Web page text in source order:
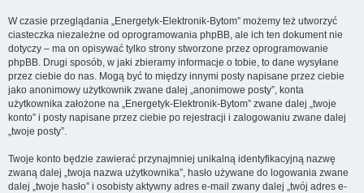
W czasie przeglądania „Energetyk-Elektronik-Bytom” możemy też utworzyć
ciasteczka niezależne od oprogramowania phpBB, ale ich ten dokument nie
dotyczy – ma on opisywać tylko strony stworzone przez oprogramowanie
phpBB. Drugi sposób, w jaki zbieramy informacje o tobie, to dane wysyłane
przez ciebie do nas. Mogą być to między innymi posty napisane przez ciebie
jako anonimowy użytkownik zwane dalej „anonimowe posty”, konta
użytkownika założone na „Energetyk-Elektronik-Bytom” zwane dalej „twoje
konto” i posty napisane przez ciebie po rejestracji i zalogowaniu zwane dalej
„twoje posty”.
Twoje konto będzie zawierać przynajmniej unikalną identyfikacyjną nazwę
zwaną dalej „twoja nazwa użytkownika”, hasło używane do logowania zwane
dalej „twoje hasło” i osobisty aktywny adres e-mail zwany dalej „twój adres e-